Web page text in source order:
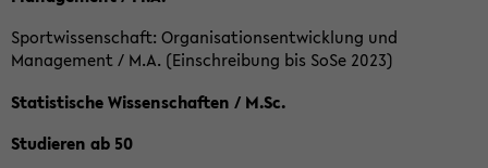
Sportwissenschaft: Organisationsentwicklung und
Management / M.A. (Einschreibung bis SoSe 2023)
Statistische Wissenschaften / M.Sc.
Studieren ab 50